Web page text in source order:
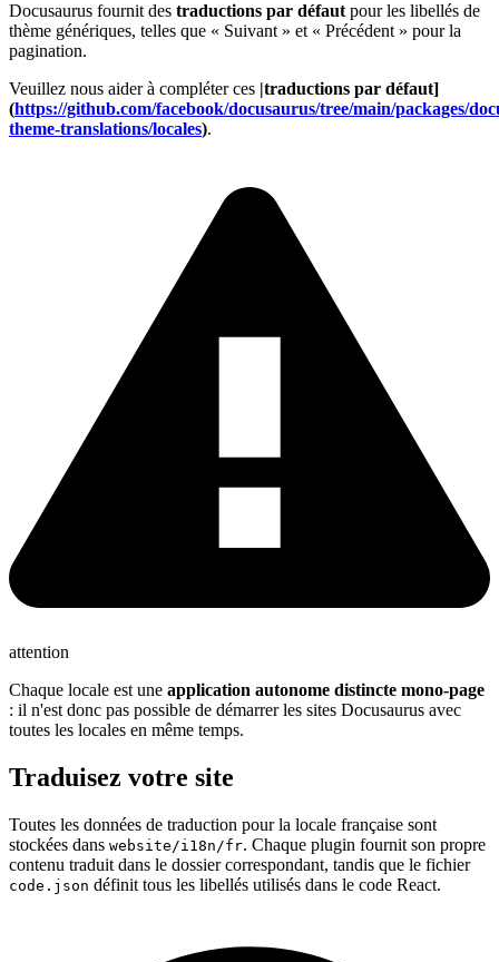
Docusaurus fournit des traductions par défaut pour les libellés de
thème génériques, telles que « Suivant » et « Précédent » pour la
pagination.
Veuillez nous aider à compléter ces |traductions par défaut]
(https://github.com/facebook/docusaurus/tree/main/packages/
theme-translations/locales).
attention
Chaque locale est une application autonome distincte mono-page
: il n'est donc pas possible de démarrer les sites Docusaurus avec
toutes les locales en même temps.
Traduisez votre site
Toutes les données de traduction pour la locale française sont
stockées dans website/i18n/fr. Chaque plugin fournit son propre
contenu traduit dans le dossier correspondant, tandis que le fichier
code.json définit tous les libellés utilisés dans le code React.